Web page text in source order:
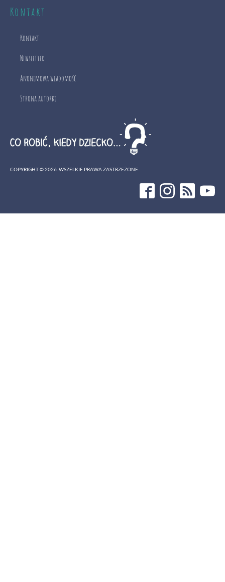
Kontakt
Kontakt
Newsletter
Anonimowa wiadomość
Strona autorki
COPYRIGHT ©2026 . WSZELKIE PRAWA ZASTRZEŻONE.